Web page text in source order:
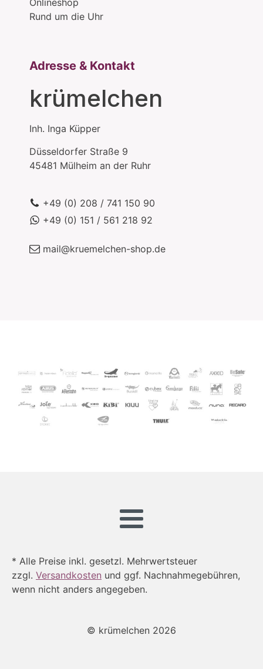
Onlineshop
Rund um die Uhr
Adresse & Kontakt
krümelchen
Inh. Inga Küpper
Düsseldorfer Straße 9
45481 Mülheim an der Ruhr
+49 (0) 208 / 741 150 90
+49 (0) 151 / 561 218 92
mail@kruemelchen-shop.de
* Alle Preise inkl. gesetzl. Mehrwertsteuer
zzgl. Versandkosten und ggf. Nachnahmegebühren,
wenn nicht anders angegeben.
© krümelchen 2026